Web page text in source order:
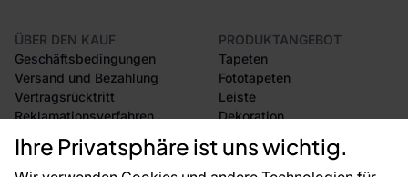
Ihre Privatsphäre ist uns wichtig.
ÜBER DEN KAUF
Geschäftsbedingungen
Versand und Bezahlung
Vertragsrücktritt
Reklamationsverfahren
Rücksendung von Waren
CE-Zertifizierung
Großhandel
PRODUKTANGEBOT
Tapeten
Fototapeten
Leiste
Dekoration
Selbstklebende Folien
Zubehör
Tapetenmuster